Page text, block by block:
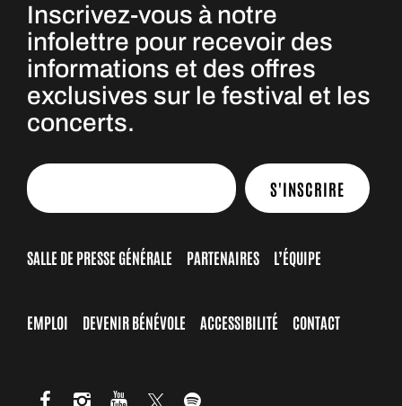
Inscrivez-vous à notre
infolettre pour recevoir des
informations et des offres
exclusives sur le festival et les
concerts.
S'INSCRIRE
SALLE DE PRESSE GÉNÉRALE PARTENAIRES L’ÉQUIPE
EMPLOI DEVENIR BÉNÉVOLE ACCESSIBILITÉ CONTACT